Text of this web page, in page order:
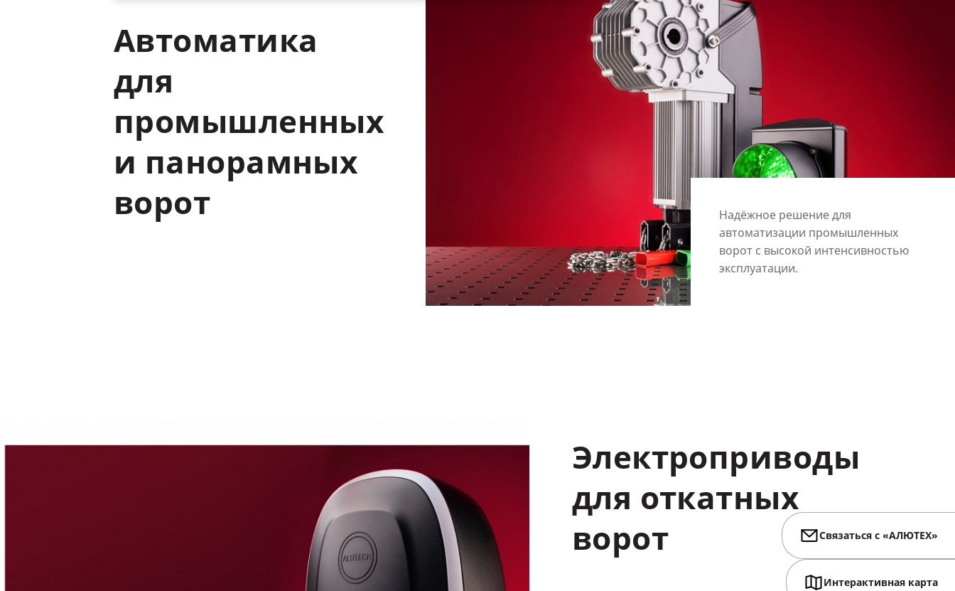
Автоматика
для
промышленных
и панорамных
ворот
Надёжное решение для
автоматизации промышленных
ворот с высокой интенсивностью
эксплуатации.
Электроприводы
для откатных
ворот
Связаться с «АЛЮТЕХ»
Интерактивная карта